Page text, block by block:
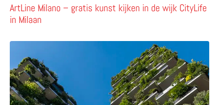
ArtLine Milano – gratis kunst kijken in de wijk CityLife
in Milaan
Lees meer over Bosco Verticale – groene